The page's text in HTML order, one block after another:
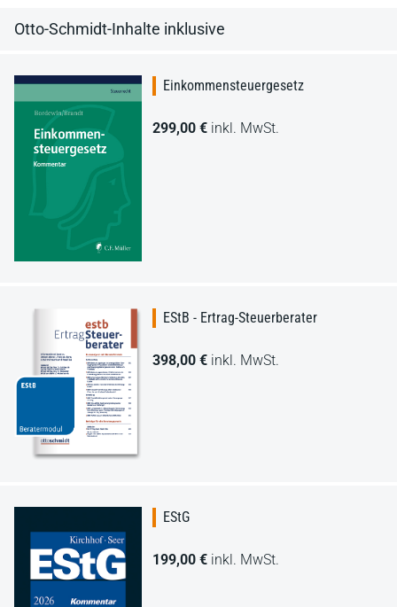
Otto-Schmidt-Inhalte inklusive
Einkommensteuergesetz
299,00 € inkl. MwSt.
EStB - Ertrag-Steuerberater
398,00 € inkl. MwSt.
EStG
199,00 € inkl. MwSt.